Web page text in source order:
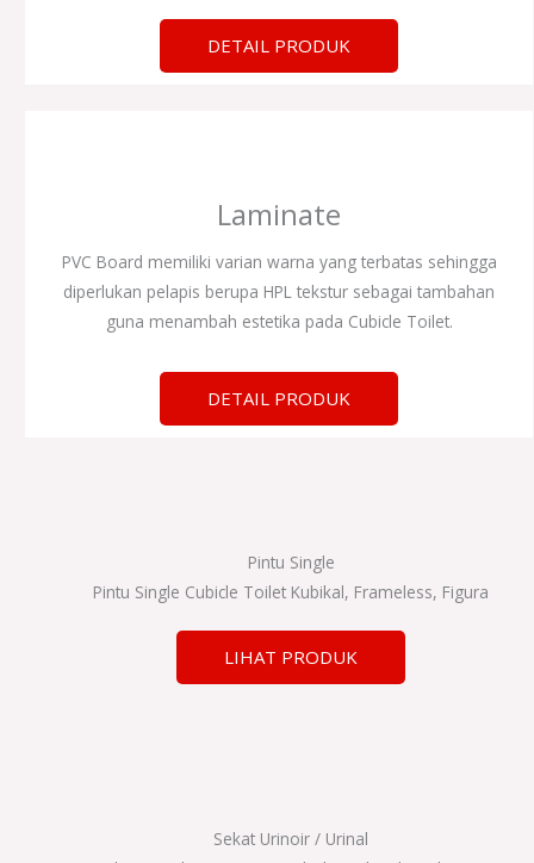
DETAIL PRODUK
Laminate
PVC Board memiliki varian warna yang terbatas sehingga
diperlukan pelapis berupa HPL tekstur sebagai tambahan
guna menambah estetika pada Cubicle Toilet.
DETAIL PRODUK
Pintu Single
Pintu Single Cubicle Toilet Kubikal, Frameless, Figura
LIHAT PRODUK
Sekat Urinoir / Urinal